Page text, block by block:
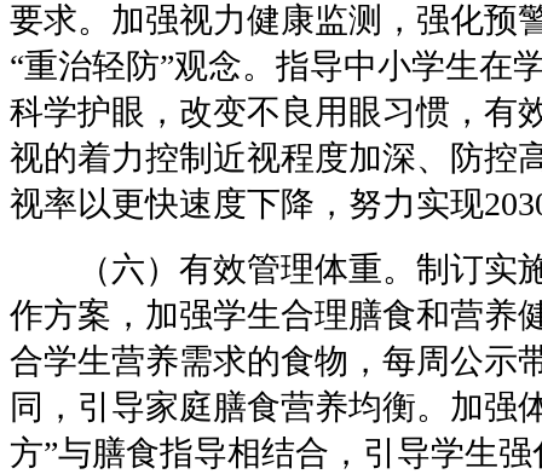
要求。加强视力健康监测，强化预
“重治轻防”观念。指导中小学生在
科学护眼，改变不良用眼习惯，有
视的着力控制近视程度加深、防控
视率以更快速度下降，努力实现
（六）有效管理体重。制订实
作方案，加强学生合理膳食和营养
合学生营养需求的食物，每周公示
同，引导家庭膳食营养均衡。加强
方”与膳食指导相结合，引导学生